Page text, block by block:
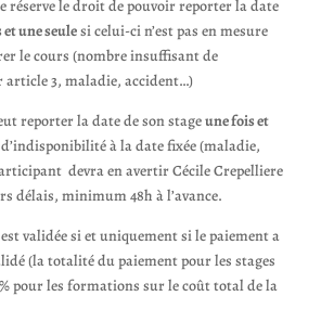
réserve le droit de pouvoir reporter la date
une seulesi celui-ci n’est pas en mesure
le cours (nombre insuffisant de
3, maladie, accident…)
reporter la date de son stageune fois et
à la date fixée (maladie,
devra en avertir Cécile Crepelliere
délais, minimum 48h à l’avance.
validée si et uniquement si le paiement a
(la totalité du paiement pour les stages
pour les formations sur le coût total de la